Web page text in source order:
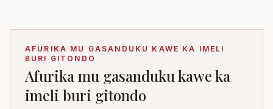
AFURIKA MU GASANDUKU KAWE KA IMELI
BURI GITONDO
Afurika mu gasanduku kawe ka
imeli buri gitondo